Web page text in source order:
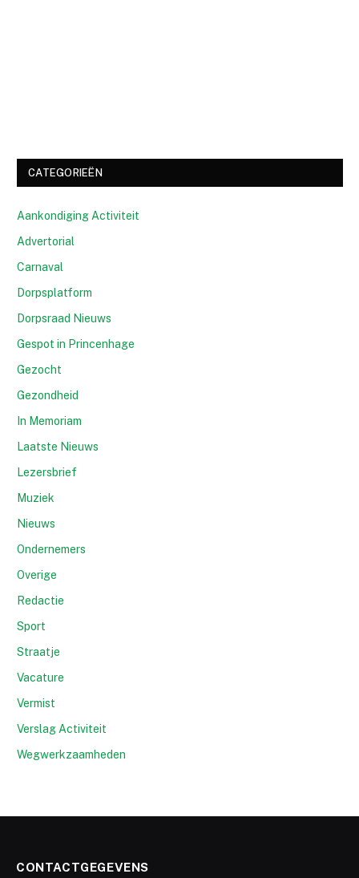
CATEGORIEËN
Aankondiging Activiteit
Advertorial
Carnaval
Dorpsplatform
Dorpsraad Nieuws
Gespot in Princenhage
Gezocht
Gezondheid
In Memoriam
Laatste Nieuws
Lezersbrief
Muziek
Nieuws
Ondernemers
Overige
Redactie
Sport
Straatje
Vacature
Vermist
Verslag Activiteit
Wegwerkzaamheden
CONTACTGEGEVENS